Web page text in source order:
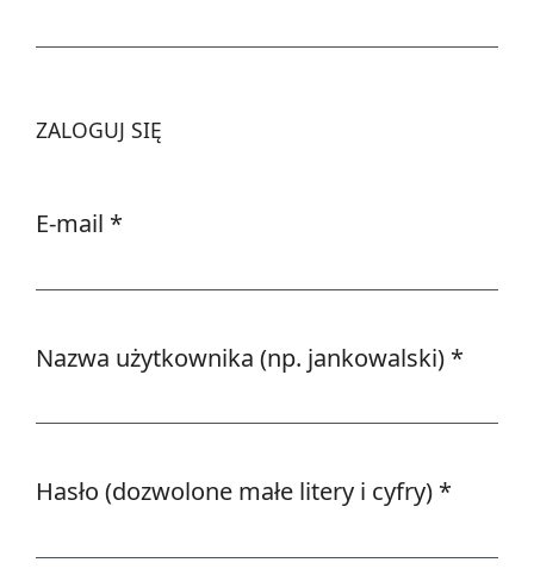
ZALOGUJ SIĘ
E-mail *
Nazwa użytkownika (np. jankowalski) *
Hasło (dozwolone małe litery i cyfry) *